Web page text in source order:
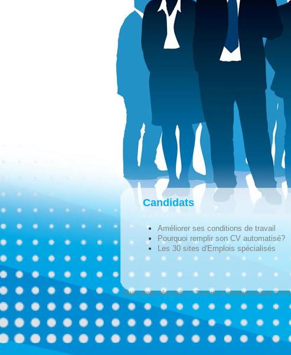
Candidats
Améliorer ses conditions de travail
Pourquoi remplir son CV automatisé?
Les 30 sites d'Emplois spécialisés
Tous droits réservés © Techno-Communication 2026